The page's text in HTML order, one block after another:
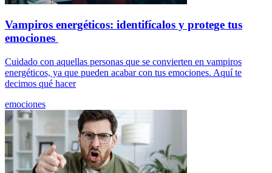
Vampiros energéticos: identifícalos y protege tus
emociones
Cuidado con aquellas personas que se convierten en vampiros
energéticos, ya que pueden acabar con tus emociones. Aquí te
decimos qué hacer
emociones